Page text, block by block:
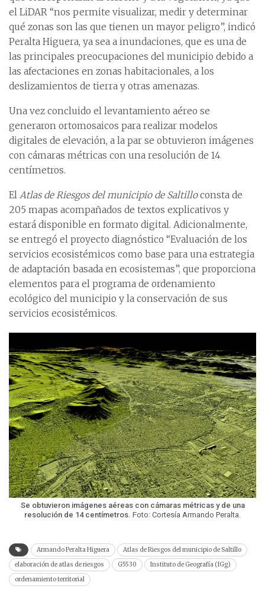
el LiDAR “nos permite visualizar, medir y determinar
qué zonas son las que tienen un mayor peligro”, indicó
Peralta Higuera, ya sea a inundaciones, que es una de
las principales preocupaciones del municipio debido a
las afectaciones en zonas habitacionales, a los
deslizamientos de tierra y otras amenazas.
Una vez concluido el levantamiento aéreo se
generaron ortomosaicos para realizar modelos
digitales de elevación, a la par se obtuvieron imágenes
con cámaras métricas con una resolución de 14
centímetros.
El Atlas de Riesgos del municipio de Saltilloconsta de
205 mapas acompañados de textos explicativos y
estará disponible en formato digital. Adicionalmente,
se entregó el proyecto diagnóstico “Evaluación de los
servicios ecosistémicos como base para una estrategia
de adaptación basada en ecosistemas”, que proporciona
elementos para el programa de ordenamiento
ecológico del municipio y la conservación de sus
servicios ecosistémicos.
Se obtuvieron imágenes aéreas con cámaras métricas y de una
resolución de 14 centímetros. Foto: Cortesía Armando Peralta.
Armando Peralta Higuera
Atlas de Riesgos del municipio de Saltillo
elaboración de atlas de riesgos
G5530
Instituto de Geografía (IGg)
ordenamiento territorial